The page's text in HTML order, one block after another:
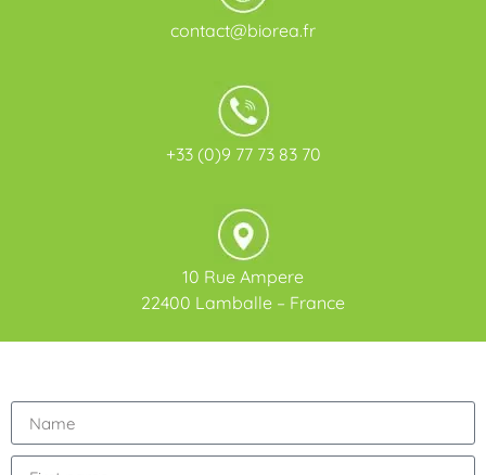
contact@biorea.fr
+33 (0)9 77 73 83 70
10 Rue Ampere
22400 Lamballe – France